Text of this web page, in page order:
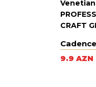
CRAFT
Cadence
9.9 AZN